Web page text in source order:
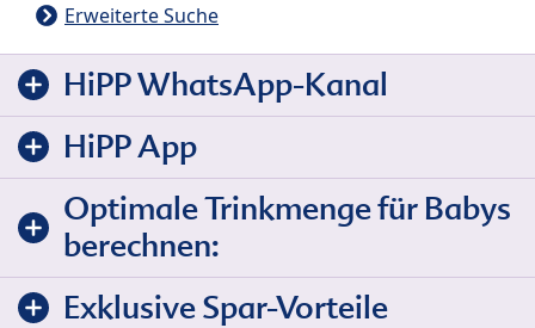
Erweiterte Suche
HiPP WhatsApp-Kanal
HiPP App
Optimale Trinkmenge für Babys
berechnen:
Exklusive Spar-Vorteile